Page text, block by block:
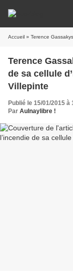
Accueil » Terence Gassakys 21
Terence
de sa cellule
Villepinte
Publié le 15/01/2015 à
Par Aulnaylibre !